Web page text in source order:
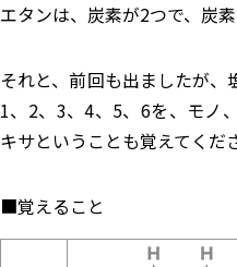
エタンは、炭素が2つで、炭
それと、前回も出ましたが、
1、2、3、4、5、6を、モノ
キサということも覚えてくだ
■覚えること